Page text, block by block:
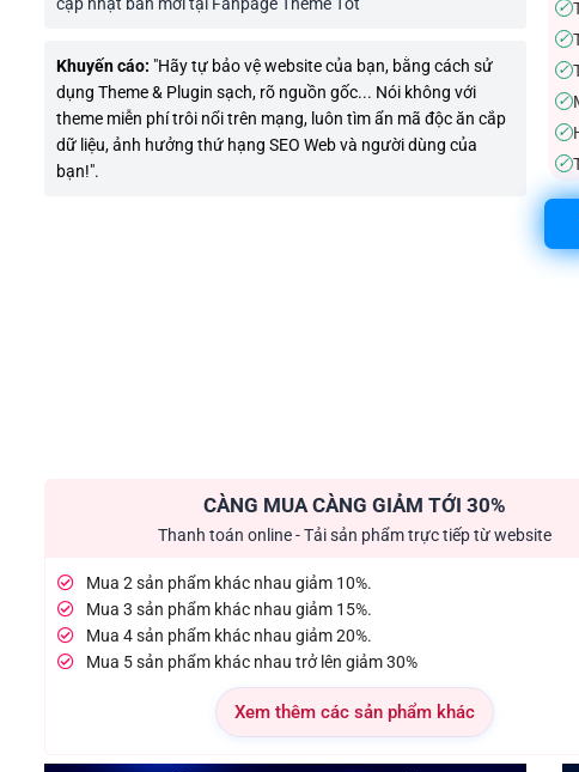
Khuyến cáo: "Hãy tự bảo vệ website của bạn, bằng cách sử
dụng Theme & Plugin sạch, rõ nguồn gốc... Nói không với
theme miễn phí trôi nổi trên mạng, luôn tìm ẩn mã độc ăn cắp
dữ liệu, ảnh hưởng thứ hạng SEO Web và người dùng của
bạn!".
✓
✓
✓
✓
✓
✓
CÀNG MUA CÀNG GIẢM TỚI 30%
Thanh toán online - Tải sản phẩm trực tiếp từ website
Mua 2 sản phẩm khác nhau giảm 10%.
Mua 3 sản phẩm khác nhau giảm 15%.
Mua 4 sản phẩm khác nhau giảm 20%.
Mua 5 sản phẩm khác nhau trở lên giảm 30%
Xem thêm các sản phẩm khác